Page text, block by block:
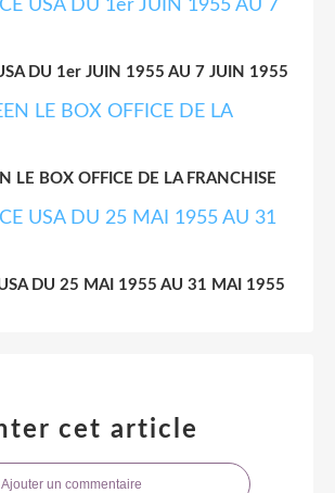
DU 1er JUIN 1955 AU 7 JUIN 1955
LE BOX OFFICE DE LA FRANCHISE
DU 25 MAI 1955 AU 31 MAI 1955
cet article
Ajouter un commentaire